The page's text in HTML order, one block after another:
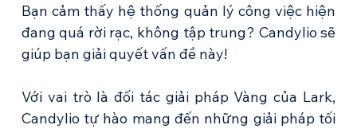
Bạn cảm thấy hệ thống quản lý công việc hiện
đang quá rời rạc, không tập trung? Candylio sẽ
giúp bạn giải quyết vấn đề này!
Với vai trò là đối tác giải pháp Vàng của Lark,
Candylio tự hào mang đến những giải pháp tối